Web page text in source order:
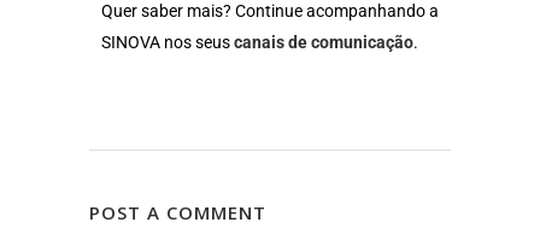
Quer saber mais? Continue acompanhando a
SINOVA nos seuscanais de comunicação.
POST A COMMENT